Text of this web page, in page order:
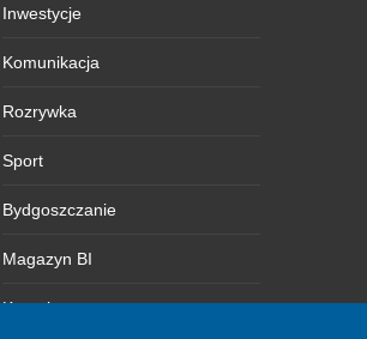
Inwestycje
Komunikacja
Rozrywka
Sport
Bydgoszczanie
Magazyn BI
Kontakt